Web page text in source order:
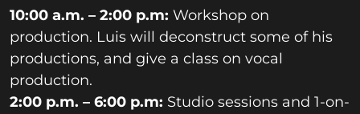
10:00 a.m. – 2:00 p.m: Workshop on
production. Luis will deconstruct some of his
productions, and give a class on vocal
production.
2:00 p.m. – 6:00 p.m: Studio sessions and 1-on-